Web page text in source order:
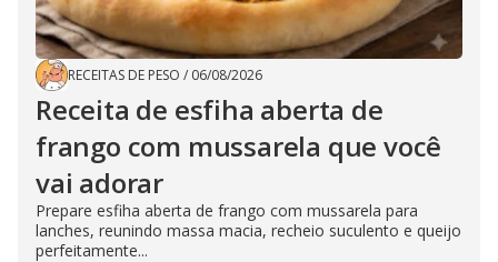
RECEITAS DE PESO / 06/08/2026
Receita de esfiha aberta de
frango com mussarela que você
vai adorar
Prepare esfiha aberta de frango com mussarela para
lanches, reunindo massa macia, recheio suculento e queijo
perfeitamente...